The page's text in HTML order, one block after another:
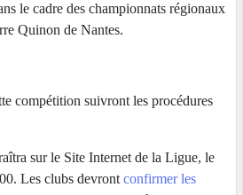
le cadre des championnats régionaux
Quinon de Nantes.
compétition suivront les procédures
sur le Site Internet de la Ligue, le
Les clubs devront confirmer les